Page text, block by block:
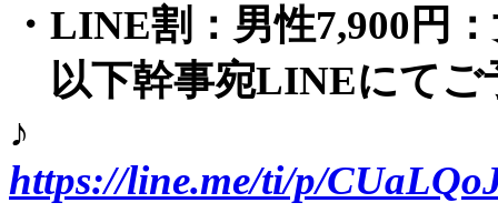
・LINE割：男性7,900円
以下幹事宛LINEにてご
♪
https://line.me/ti/p/